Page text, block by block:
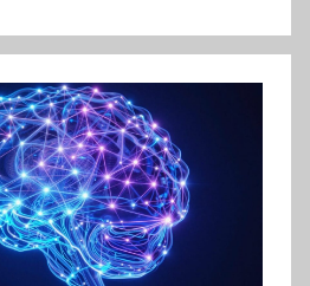
e
k
A
n
d
T
h